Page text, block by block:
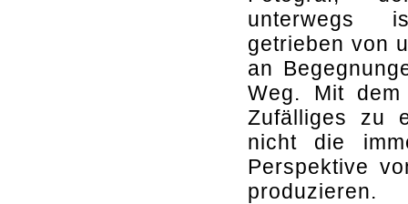
unterwegs
getrieben von
an
Weg. Mit dem
Zufälliges zu
nicht die
Perspektive
produzieren.